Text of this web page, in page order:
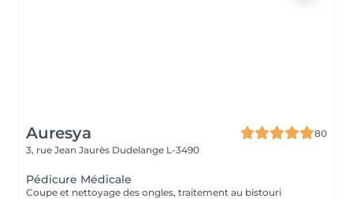
Auresya
80
3, rue Jean Jaurès Dudelange L-3490
Pédicure Médicale
Coupe et nettoyage des ongles, traitement au bistouri